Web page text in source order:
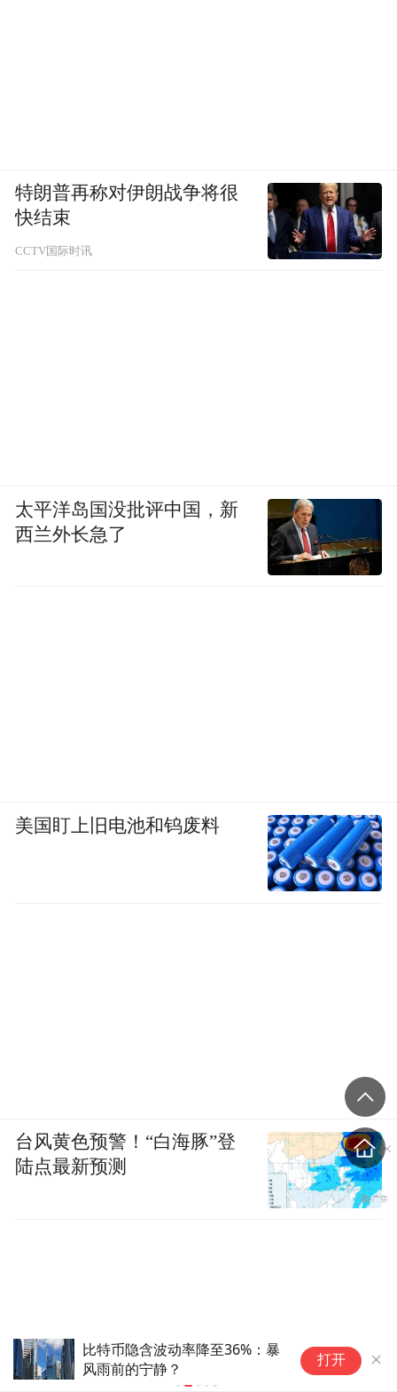
比特币隐含波动率降至36%：暴
风雨前的宁静？
打开
特朗普再称对伊朗战争将很
快结束
CCTV国际时讯
太平洋岛国没批评中国，新
西兰外长急了
美国盯上旧电池和钨废料
台风黄色预警！“白海豚”登
陆点最新预测